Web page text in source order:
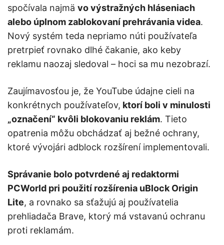
spočívala najmä vo výstražných hláseniach
alebo úplnom zablokovaní prehrávania videa.
Nový systém teda nepriamo núti používateľa
pretrpieť rovnako dlhé čakanie, ako keby
reklamu naozaj sledoval – hoci sa mu nezobrazí.
Zaujímavosťou je, že YouTube údajne cieli na
konkrétnych používateľov, ktorí boli v minulosti
„označení“ kvôli blokovaniu reklám. Tieto
opatrenia môžu obchádzať aj bežné ochrany,
ktoré vývojári adblock rozšírení implementovali.
Správanie bolo potvrdené aj redaktormi
PCWorld pri použití rozšírenia uBlock Origin
Lite, a rovnako sa sťažujú aj používatelia
prehliadača Brave, ktorý má vstavanú ochranu
proti reklamám.